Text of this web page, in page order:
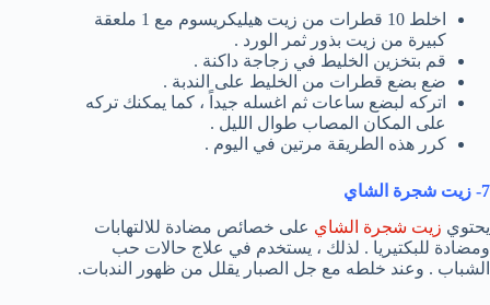
اخلط 10 قطرات من زيت هيليكريسوم مع 1 ملعقة
كبيرة من زيت بذور ثمر الورد .
قم بتخزين الخليط في زجاجة داكنة .
ضع بضع قطرات من الخليط على الندبة .
اتركه لبضع ساعات ثم اغسله جيداً ، كما يمكنك تركه
على المكان المصاب طوال الليل .
كرر هذه الطريقة مرتين في اليوم .
7- زيت شجرة الشاي
يحتوي زيت شجرة الشاي على خصائص مضادة للالتهابات
ومضادة للبكتيريا . لذلك ، يستخدم في علاج حالات حب
الشباب . وعند خلطه مع جل الصبار يقلل من ظهور الندبات.